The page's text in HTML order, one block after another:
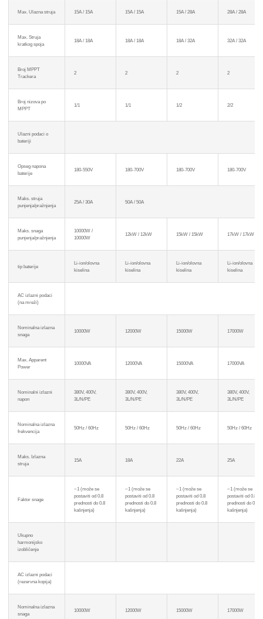
Max. Ulazna struja 15A / 15A 15A / 15A 15A / 28A 28A / 28A
Max. Struja
kratkog spoja
18A / 18A 18A / 18A 18A / 32A 32A / 32A
Broj MPPT
Trackera
2 2 2 2
Broj nizova po
MPPT
1/1 1/1 1/2 2/2
Ulazni podaci o
bateriji
Opseg napona
baterije
180-550V 180-700V 180-700V 180-700V
Maks. struja
punjenja/pražnjenja
25A / 30A 50A / 50A
Maks. snaga
punjenja/pražnjenja
10000W /
10000W
12kW / 12kW 15kW / 15kW 17kW / 17kW
tip baterije
Li-ion/olovna
kiselina
Li-ion/olovna
kiselina
Li-ion/olovna
kiselina
Li-ion/olovna
kiselina
AC izlazni podaci
(na mreži)
Nominalna izlazna
snaga
10000W 12000W 15000W 17000W
Max. Apparent
Power
10000VA 12000VA 15000VA 17000VA
Nominalni izlazni
napon
380V, 400V,
3L/N/PE
380V, 400V,
3L/N/PE
380V, 400V,
3L/N/PE
380V, 400V,
3L/N/PE
Nominalna izlazna
frekvencija
50Hz / 60Hz 50Hz / 60Hz 50Hz / 60Hz 50Hz / 60Hz
Maks. Izlazna
struja
15A 18A 22A 25A
Faktor snage
~1 (može se
postaviti od 0.8
prednosti do 0.8
kašnjenja)
~1 (može se
postaviti od 0.8
prednosti do 0.8
kašnjenja)
~1 (može se
postaviti od 0.8
prednosti do 0.8
kašnjenja)
~1 (može se
postaviti od 0.8
prednosti do 0.8
kašnjenja)
Ukupno
harmonijsko
izobličenje
AC izlazni podaci
(rezervna kopija)
Nominalna izlazna
snaga
10000W 12000W 15000W 17000W